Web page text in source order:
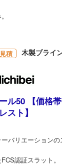
積 木製ブライ
ル50 【価格
スト】
バリエーション
認証スラット。